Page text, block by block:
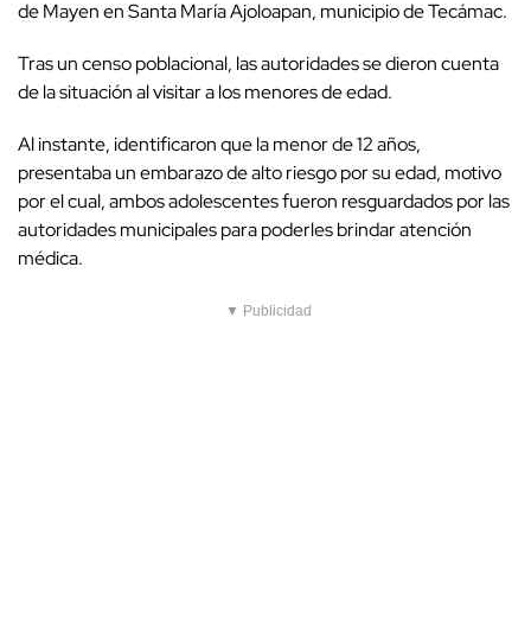
de Mayen en Santa María Ajoloapan, municipio de Tecámac.
Tras un censo poblacional, las autoridades se dieron cuenta
de la situación al visitar a los menores de edad.
Al instante, identificaron que la menor de 12 años,
presentaba un embarazo de alto riesgo por su edad, motivo
por el cual, ambos adolescentes fueron resguardados por las
autoridades municipales para poderles brindar atención
médica.
▼ Publicidad